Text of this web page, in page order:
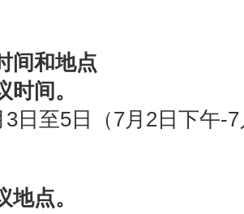
间和地点
时间。
3日至5日（7月2日下午-
地点。